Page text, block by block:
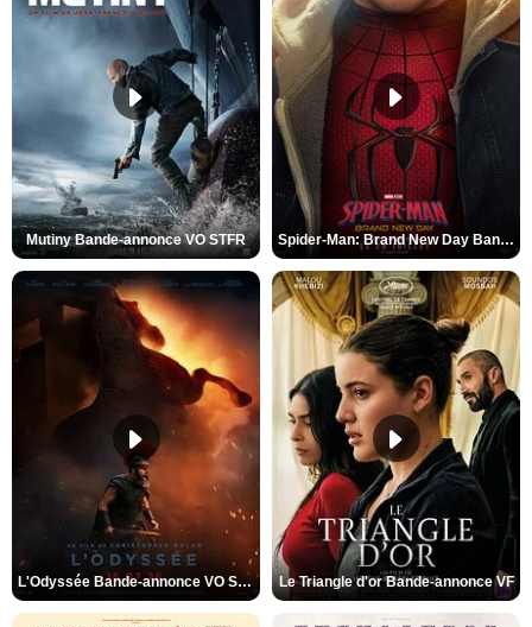
Mutiny Bande-annonce VO STFR Spider-Man: Brand New Day Bande-annonce VO STFR
L'Odyssée Bande-annonce VO STFR Le Triangle d'or Bande-annonce VF